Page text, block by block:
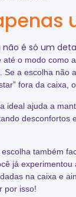
não é só um
até o modo como
Se a escolha não
fora da caixa,
ideal ajuda a
desconfortos
também
já
na caixa e
por isso!